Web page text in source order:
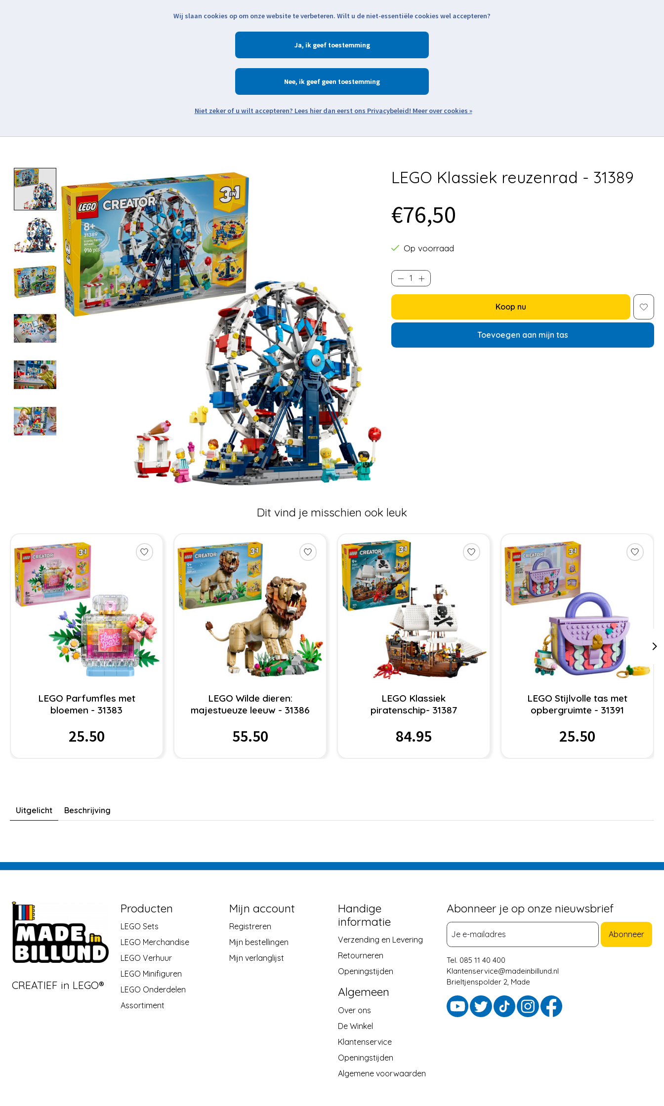
Zoeken
LEGO Klassiek reuzenrad - 31389
€76,50
Op voorraad
Koop nu
Toevoegen aan mijn tas
Dit vind je misschien ook leuk
Items van productcarrousel
LEGO Parfumfles met
bloemen - 31383
25.50
LEGO Wilde dieren:
majestueuze leeuw - 31386
55.50
LEGO Klassiek
piratenschip- 31387
84.95
LEGO Stijlvolle tas met
opbergruimte - 31391
25.50
Uitgelicht Beschrijving
CREATIEF in LEGO®
Producten
LEGO Sets
LEGO Merchandise
LEGO Verhuur
LEGO Minifiguren
LEGO Onderdelen
Assortiment
Mijn account
Registreren
Mijn bestellingen
Mijn verlanglijst
Handige
informatie
Verzending en Levering
Retourneren
Openingstijden
Algemeen
Over ons
De Winkel
Klantenservice
Openingstijden
Algemene voorwaarden
Abonneer je op onze nieuwsbrief
Abonneer
Tel. 085 11 40 400
Klantenservice@madeinbillund.nl
Brieltjenspolder 2, Made
Wij slaan cookies op om onze website te verbeteren. Wilt u de niet-essentiële cookies wel accepteren?
Ja
Nee
Meer over cookies »